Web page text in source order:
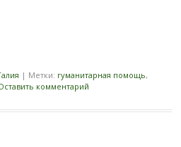
| Метки: гуманитарная помощь,
комментарий